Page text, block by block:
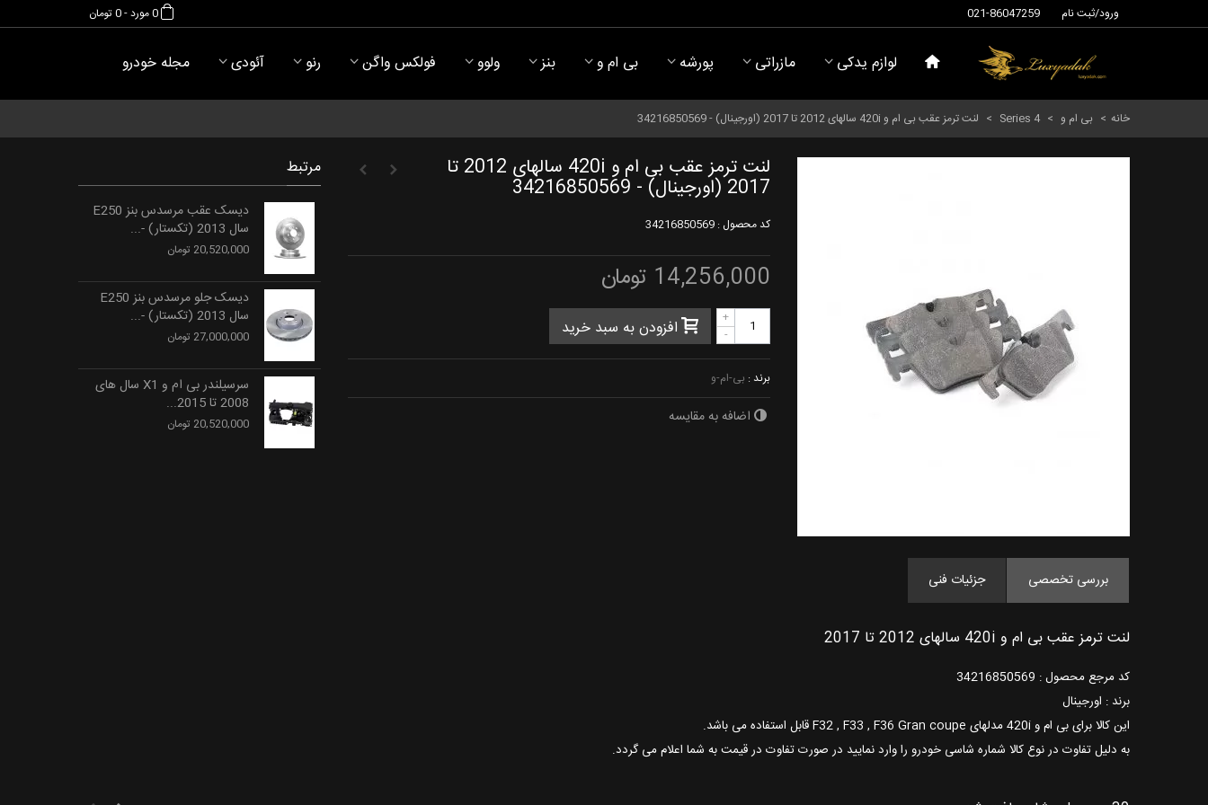
021-86047259 ورود/ثبت نام 0مورد-0 تومان
لوازم یدکی مازراتی پورشه بی ام و بنز ولوو فولکس واگن رنو آئودی مجله خودرو
خانه > بی ام و >
Series 4
> لنت ترمز عقب بی ام و 420i سالهای 2012 تا 2017 (اورجینال) - 34216850569
لنت ترمز عقب بی ام و 420i سالهای 2012 تا
2017 (اورجینال) - 34216850569
کد محصول : 34216850569
14,256,000 تومان
-
+ افزودن به سبد خرید
برند : بی-ام-و
اضافه به مقایسه
مرتبط
دیسک عقب مرسدس بنز E250
سال 2013 (تکستار) -...
20,520,000 تومان
دیسک جلو مرسدس بنز E250
سال 2013 (تکستار) -...
27,000,000 تومان
سرسیلندر بی ام و X1 سال های
2008 تا 2015...
20,520,000 تومان
بررسی تخصصی جزئیات فنی
لنت ترمز عقب بی ام و 420i سالهای 2012 تا 2017
کد مرجع محصول : 34216850569
برند : اورجینال
این کالا برای بی ام و 420i مدلهای F32 , F33 , F36 Gran coupe قابل استفاده می باشد.
به دلیل تفاوت در نوع کالا شماره شاسی خودرو را وارد نمایید در صورت تفاوت در قیمت به شما اعلام می گردد.